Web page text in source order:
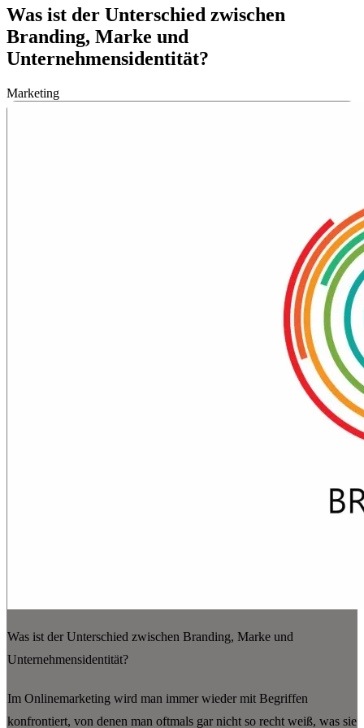
Was ist der Unterschied zwischen
Branding, Marke und
Unternehmensidentität?
Marketing
Was ist der Unterschied zwischen Branding, Marke und
Unternehmensidentität?
Im Onlinemarketing wird man immer wieder mit Begriffen
konfrontiert, von denen man oftmals gar nicht so recht weiß, was sie